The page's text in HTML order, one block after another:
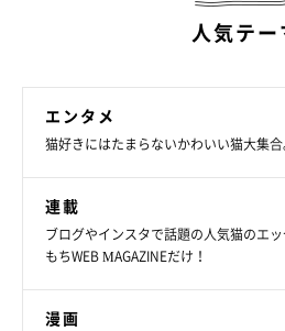
人気テー
エンタメ
猫好きにはたまらないかわいい猫大集
連載
ブログやインスタで話題の人気猫のエ
もちWEB MAGAZINEだけ！
漫画